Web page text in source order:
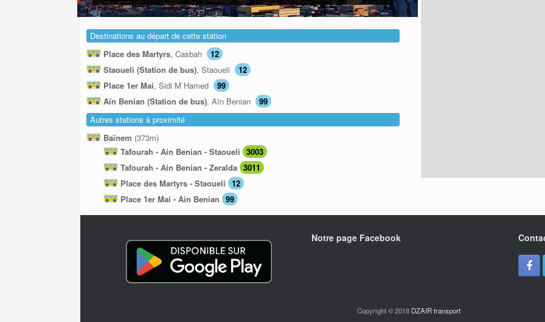
Destinations au départ de cette station
Place des Martyrs, Casbah
12
Staoueli (Station de bus), Staoueli
12
Place 1er Mai, Sidi M`Hamed
99
Aïn Benian (Station de bus), Aïn Benian
99
Autres stations à proximité
Baïnem (373m)
Tafourah - Ain Benian - Staoueli 3003
Tafourah - Ain Benian - Zeralda 3011
Place des Martyrs - Staoueli 12
Place 1er Mai - Ain Benian 99
Notre page Facebook
Copyright © 2018 DZAIR transport